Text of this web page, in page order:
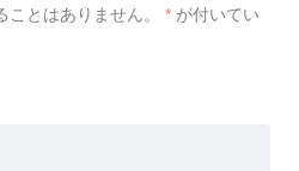
とはありません。 * が付いてい